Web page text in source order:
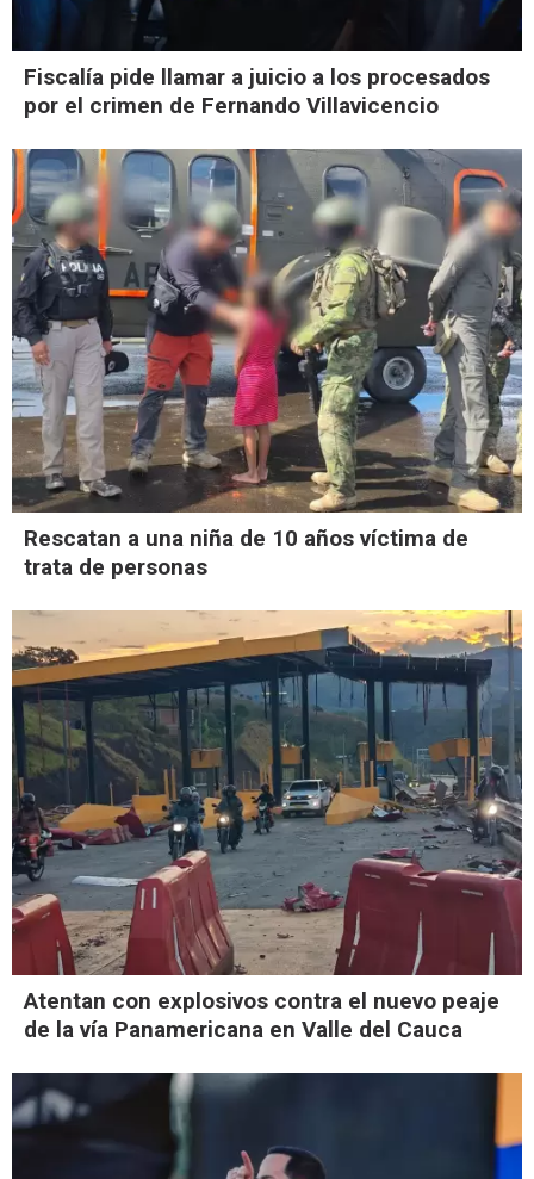
Fiscalía pide llamar a juicio a los procesados
por el crimen de Fernando Villavicencio
Rescatan a una niña de 10 años víctima de
trata de personas
Atentan con explosivos contra el nuevo peaje
de la vía Panamericana en Valle del Cauca